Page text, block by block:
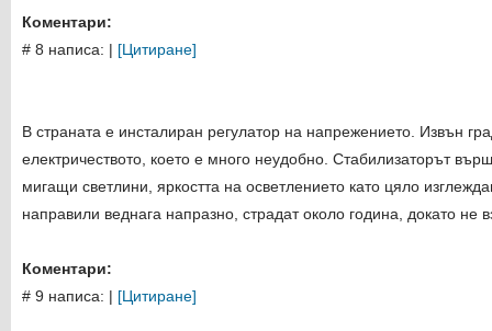
Коментари:
# 8 написа: | [Цитиране]
В страната е инсталиран регулатор на напрежението. Извън
електричеството, което е много неудобно. Стабилизаторът
мигащи светлини, яркостта на осветлението като цяло
направили веднага напразно, страдат около година, докато не
Коментари:
# 9 написа: | [Цитиране]